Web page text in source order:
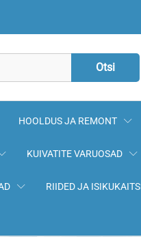
Otsi
HOOLDUS JA REMONT
KUIVATITE VARUOSAD
RIIDED JA